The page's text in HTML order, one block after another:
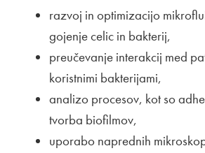
razvoj in optimizacijo
gojenje celic in bakterij,
preučevanje interakcij med
koristnimi bakterijami,
analizo procesov, kot so
tvorba biofilmov,
uporabo naprednih